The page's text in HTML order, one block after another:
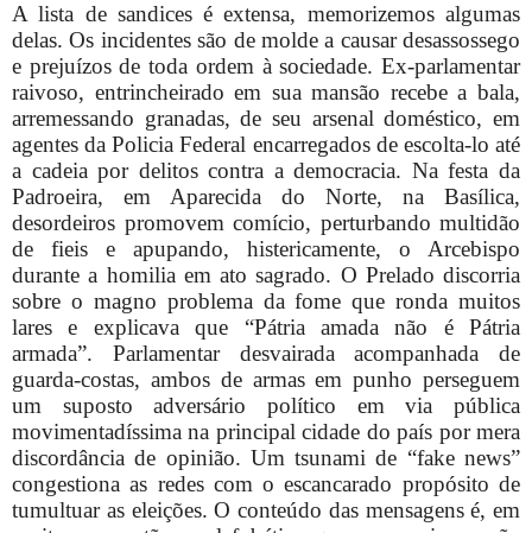
A lista de sandices é extensa, memorizemos algumas
delas. Os incidentes são de molde a causar desassossego
e prejuízos de toda ordem à sociedade. Ex-parlamentar
raivoso, entrincheirado em sua mansão recebe a bala,
arremessando granadas, de seu arsenal doméstico, em
agentes da Policia Federal encarregados de escolta-lo até
a cadeia por delitos contra a democracia. Na festa da
Padroeira, em Aparecida do Norte, na Basílica,
desordeiros promovem comício, perturbando multidão
de fieis e apupando, histericamente, o Arcebispo
durante a homilia em ato sagrado. O Prelado discorria
sobre o magno problema da fome que ronda muitos
lares e explicava que “Pátria amada não é Pátria
armada”. Parlamentar desvairada acompanhada de
guarda-costas, ambos de armas em punho perseguem
um suposto adversário político em via pública
movimentadíssima na principal cidade do país por mera
discordância de opinião. Um tsunami de “fake news”
congestiona as redes com o escancarado propósito de
tumultuar as eleições. O conteúdo das mensagens é, em